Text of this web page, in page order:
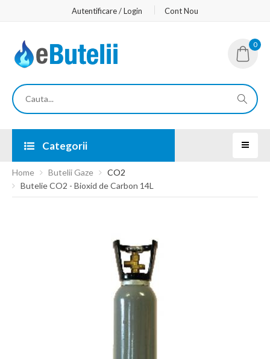
Autentificare / Login Cont Nou
0
Categorii
Home Butelii Gaze
CO2
Butelie CO2 - Bioxid de Carbon 14L